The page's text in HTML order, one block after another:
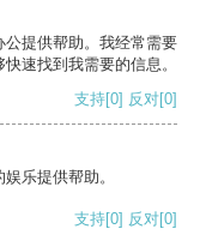
提供帮助。我经常需要
速找到我需要的信息。
支持[0] 反对[0]
乐提供帮助。
支持[0] 反对[0]